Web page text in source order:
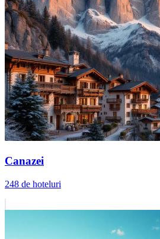
Canazei
248 de hoteluri